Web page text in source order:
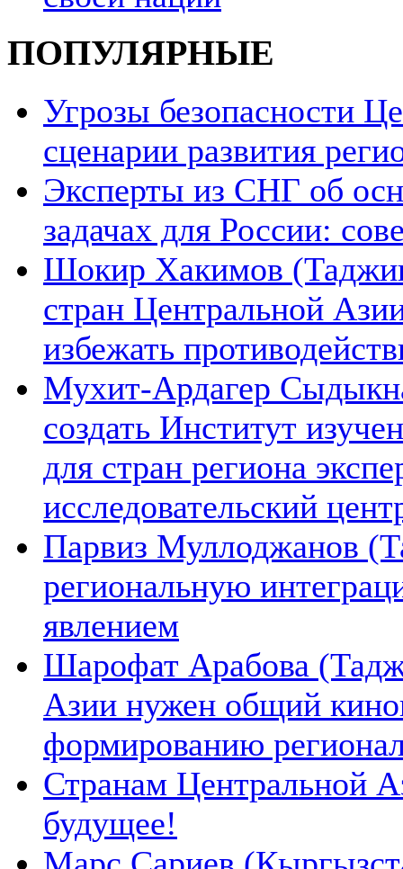
ПОПУЛЯРНЫЕ
Угрозы безопасности
сценарии развития
Эксперты из СНГ об
задачах для России:
Шокир Хакимов
стран Центральной
избежать
Мухит-Ардагер
создать Институт
для стран региона
исследовательский
Парвиз Муллоджанов
региональную
явлением
Шарофат Арабова
Азии нужен общий
формированию
Странам Центральной
будущее!